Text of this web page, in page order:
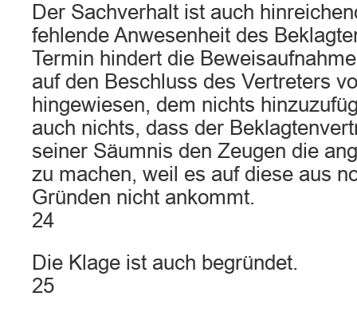
Der Sachverhalt ist auch
fehlende Anwesenheit des
Termin hindert die
auf den Beschluss des Vertreters
hingewiesen, dem nichts
auch nichts, dass der
seiner Säumnis den Zeugen die
zu machen, weil es auf diese aus
Gründen nicht ankommt.
24
Die Klage ist auch begründet.
25